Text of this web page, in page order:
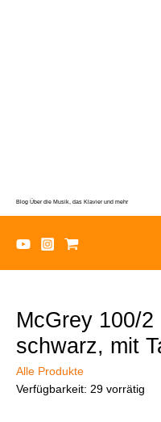
Blog Über die Musik, das Klavier und mehr
McGrey 100/
schwarz, mit
Alle Produkte
Verfügbarkeit: 29 vorrätig